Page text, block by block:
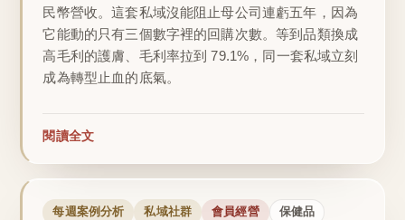
民幣營收。這套私域沒能阻止母公司連虧五年，因為
它能動的只有三個數字裡的回購次數。等到品類換成
高毛利的護膚、毛利率拉到 79.1%，同一套私域立刻
成為轉型止血的底氣。
閱讀全文
每週案例分析 私域社群 會員經營 保健品